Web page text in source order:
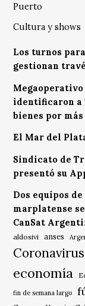
Puerto
Cultura y shows
Los turnos
gestionan
identificaron a
bienes por
El Mar del
Sindicato de
presentó su
Dos equipos
marplatense
CanSat
aldosivi anses
Coronavirus
economía
fin de semana largo